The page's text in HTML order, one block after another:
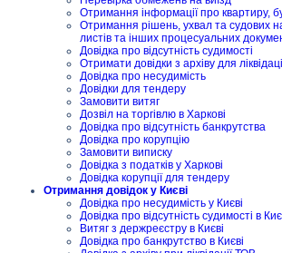
Отримання інформації про квартиру,
Отримання рішень, ухвал та судових
листів та інших процесуальних
Довідка про відсутність судимості
Отримати довідки з архіву для
Довідка про несудимість
Довідки для тендеру
Замовити витяг
Дозвіл на торгівлю в Харкові
Довідка про відсутність банкрутства
Довідка про корупцію
Замовити виписку
Довідка з податків у Харкові
Довідка корупції для тендеру
Отримання довідок у Києві
Довідка про несудимість у Києві
Довідка про відсутність судимості в
Витяг з держреєстру в Києві
Довідка про банкрутство в Києві